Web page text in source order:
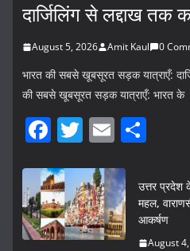
दार्जिलिंग से लद्दाख तक
August 5, 2026 Amit Kaul 0
भारत की सबसे खूबसूरत सड़क यात्राएँ:
की सबसे खूबसूरत सड़क यात्राएँ: भारत के
F
c
e
b
T
itt
er
E
ai
l
ar
e
उत्तर प्रदेश
महल,
आकर्षण
August